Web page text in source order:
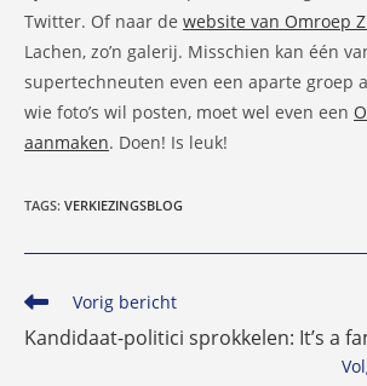
Twitter. Of naar de website van Omroep
Lachen, zo’n galerij. Misschien kan één
supertechneuten even een aparte groep
wie foto’s wil posten, moet wel even een
aanmaken. Doen! Is leuk!
TAGS: VERKIEZINGSBLOG
Lees
artikelen
Vorig bericht
Kandidaat-politici sprokkelen: It’s a